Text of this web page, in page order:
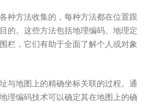
种方法收集的，每种方法都在位置跟
的。这些方法包括地理编码、地理定
栏，它们有助于全面了解个人或对象
与地图上的精确坐标关联的过程。通
理编码技术可以确定其在地图上的确